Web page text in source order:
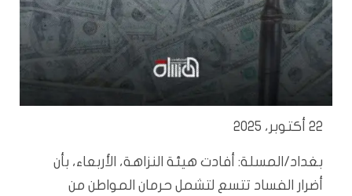
22 أكتوبر، 2025
بغداد/المسلة: أفادت هيئة النزاهة، الأربعاء، بأن
أضرار الفساد تتسع لتشمل حرمان المواطن من